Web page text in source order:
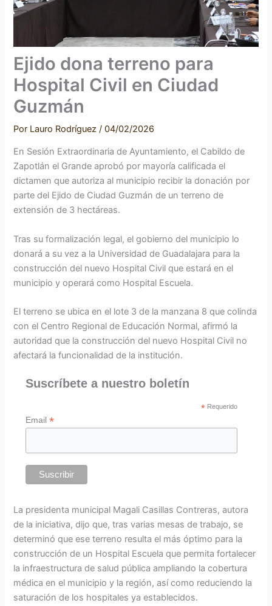
Ejido dona terreno para
Hospital Civil en Ciudad
Guzmán
Por Lauro Rodríguez/04/02/2026
En Sesión Extraordinaria de Ayuntamiento, el Cabildo de
Zapotlán el Grande aprobó por mayoría calificada el
dictamen que autoriza al municipio recibir la donación por
parte del Ejido de Ciudad Guzmán de un terreno de
extensión de 3 hectáreas.
Tras su formalización legal, el gobierno del municipio lo
donará a su vez a la Universidad de Guadalajara para la
construcción del nuevo Hospital Civil que estará en el
municipio y operará como Hospital Escuela.
El terreno se ubica en el lote 3 de la manzana 8 que colinda
con el Centro Regional de Educación Normal, afirmó la
autoridad que la construcción del nuevo Hospital Civil no
afectará la funcionalidad de la institución.
Suscríbete a nuestro boletín
* Requerido
Email*
La presidenta municipal Magali Casillas Contreras, autora
de la iniciativa, dijo que, tras varias mesas de trabajo, se
determinó que ese terreno resulta el más óptimo para la
construcción de un Hospital Escuela que permita fortalecer
la infraestructura de salud pública ampliando la cobertura
médica en el municipio y la región, así como reduciendo la
saturación de los hospitales ya establecidos.